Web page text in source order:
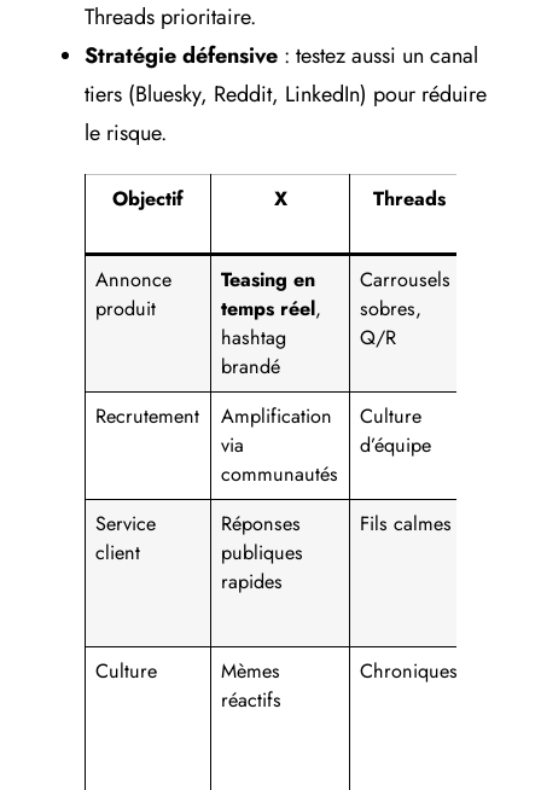
Threads prioritaire.
Stratégie défensive : testez aussi un canal
tiers (Bluesky, Reddit, LinkedIn) pour réduire
le risque.
Objectif X Threads
Annonce
produit
Teasing en
temps réel,
hashtag
brandé
Carrousels
sobres,
Q/R
Recrutement
Amplification
via
communautés
Culture
d’équipe
Service
client
Réponses
publiques
rapides
Fils calmes
Culture
Mèmes
réactifs
Chroniques